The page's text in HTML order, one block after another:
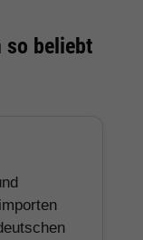
so beliebt